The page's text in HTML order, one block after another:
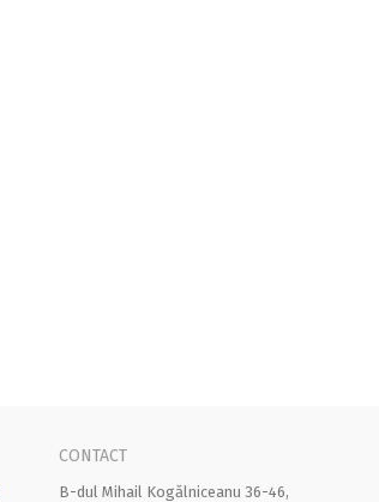
CONTACT
B-dul Mihail Kogălniceanu 36-46,